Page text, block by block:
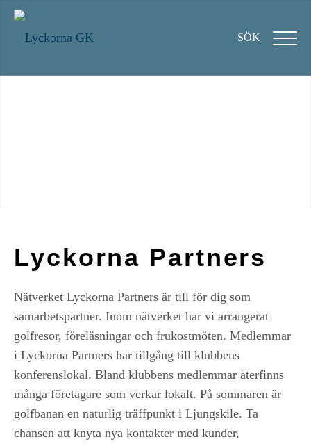
SÖK
Lyckorna Partners
Nätverket Lyckorna Partners är till för dig som
samarbetspartner. Inom nätverket har vi arrangerat
golfresor, föreläsningar och frukostmöten. Medlemmar
i Lyckorna Partners har tillgång till klubbens
konferenslokal. Bland klubbens medlemmar återfinns
många företagare som verkar lokalt. På sommaren är
golfbanan en naturlig träffpunkt i Ljungskile. Ta
chansen att knyta nya kontakter med kunder,